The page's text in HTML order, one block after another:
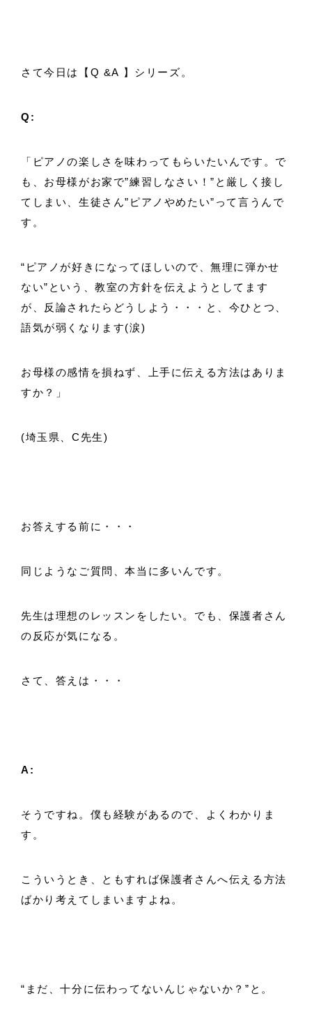
さて今日は【Q &A 】シリーズ。
Q:
「ピアノの楽しさを味わってもらいたいんです。で
も、お母様がお家で”練習しなさい！”と厳しく接し
てしまい、生徒さん”ピアノやめたい”って言うんで
す。
“ピアノが好きになってほしいので、無理に弾かせ
ない”という、教室の方針を伝えようとしてます
が、反論されたらどうしよう・・・と、今ひとつ、
語気が弱くなります(涙)
お母様の感情を損ねず、上手に伝える方法はありま
すか？」
(埼玉県、C先生)
お答えする前に・・・
同じようなご質問、本当に多いんです。
先生は理想のレッスンをしたい。でも、保護者さん
の反応が気になる。
さて、答えは・・・
A:
そうですね。僕も経験があるので、よくわかりま
す。
こういうとき、ともすれば保護者さんへ伝える方法
ばかり考えてしまいますよね。
“まだ、十分に伝わってないんじゃないか？”と。